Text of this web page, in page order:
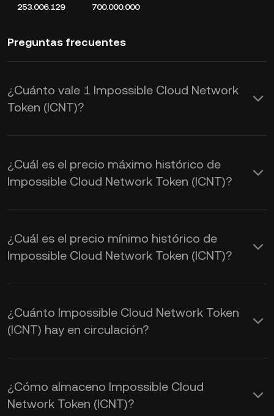
253.006.129 700.000.000
Preguntas frecuentes
¿Cuánto vale 1 Impossible Cloud Network
Token (ICNT)?
KuCoin proporciona actualizaciones de
precios de USD en tiempo real para
Impossible Cloud Network Token
oferta y la demanda, así como por el
sentimiento del mercado. Usa la
Calculadora de KuCoin para ver los
tiempo real .
¿Cuál es el precio máximo histórico de
Impossible Cloud Network Token (ICNT)?
¿Cuál es el precio mínimo histórico de
Impossible Cloud Network Token (ICNT)?
¿Cuánto Impossible Cloud Network Token
(ICNT) hay en circulación?
¿Cómo almaceno Impossible Cloud
Network Token (ICNT)?